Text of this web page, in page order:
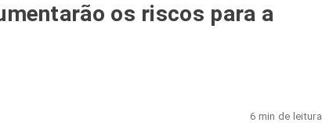
os riscos para a
6 min de leitura